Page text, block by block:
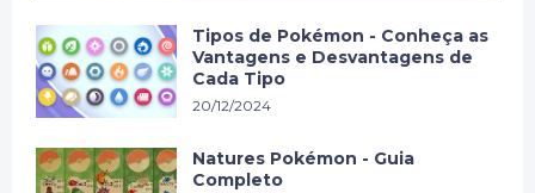
Tipos de Pokémon - Conheça as
Vantagens e Desvantagens de
Cada Tipo
20/12/2024
Natures Pokémon - Guia
Completo